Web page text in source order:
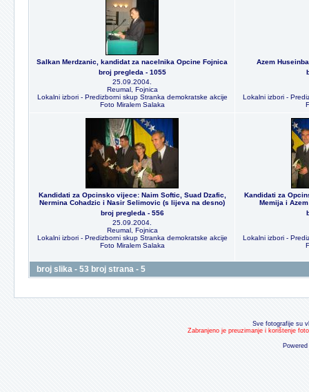
Salkan Merdzanic, kandidat za nacelnika Opcine Fojnica
broj pregleda - 1055
25.09.2004.
Reumal, Fojnica
Lokalni izbori - Predizborni skup Stranka demokratske akcije
Foto Miralem Salaka
Azem
Lokalni izbori -
Kandidati za Opcinsko vijece: Naim Softic, Suad Dzafic,
Nermina Cohadzic i Nasir Selimovic (s lijeva na desno)
broj pregleda - 556
25.09.2004.
Reumal, Fojnica
Lokalni izbori - Predizborni skup Stranka demokratske akcije
Foto Miralem Salaka
Kandidati za
Memija i
Lokalni izbori -
broj slika - 53 broj strana - 5
Sve fotografije su
Zabranjeno je preuzimanje i korištenje